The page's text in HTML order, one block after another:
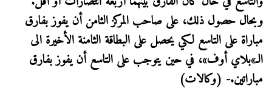
وبحال حصول ذلك، على صاحب المركز الثامن أن يفوز بفارق
مباراة على التاسع لكي يحصل على البطاقة الثامنة الأخيرة الى
الـ»بلاي أوف»، في حين يتوجب على التاسع أن يفوز بفارق
مباراتين.- (وكالات)